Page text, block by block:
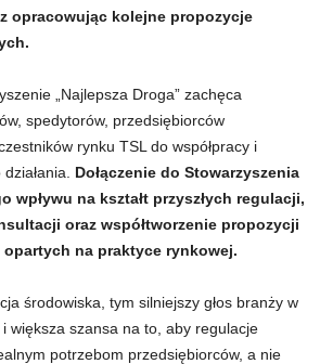
opracowując kolejne propozycje
„Najlepsza Droga” zachęca
spedytorów, przedsiębiorców
rynku TSL do współpracy i
Dołączenie do Stowarzyszenia
wpływu na kształt przyszłych regulacji,
oraz współtworzenie propozycji
na praktyce rynkowej.
środowiska, tym silniejszy głos branży w
większa szansa na to, aby regulacje
potrzebom przedsiębiorców, a nie